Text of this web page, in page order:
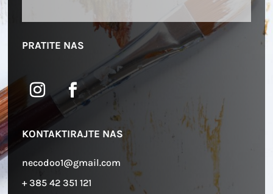
PRATITE NAS
KONTAKTIRAJTE NAS
necodoo1@gmail.com
+ 385 42 351 121